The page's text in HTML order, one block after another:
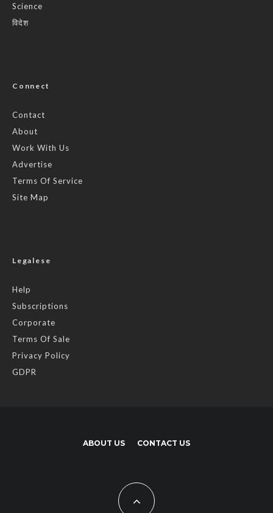
Science
विदेश
Connect
Contact
About
Work With Us
Advertise
Terms Of Service
Site Map
Legalese
Help
Subscriptions
Corporate
Terms Of Sale
Privacy Policy
GDPR
ABOUT US CONTACT US